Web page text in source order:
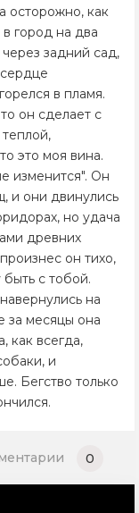
осторожно, как
город на два
задний сад,
в пламя.
он сделает с
это моя вина.
изменится". Он
и они двинулись
но удача
древних
он тихо,
с тобой.
на
за месяцы она
как всегда,
и
Бегство только
0